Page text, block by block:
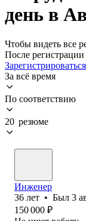
день в
Чтобы видеть все
После
Зарегистрироваться
За всё время
По соответствию
20 резюме
Инженер
36 лет • Был 3
150 000 ₽